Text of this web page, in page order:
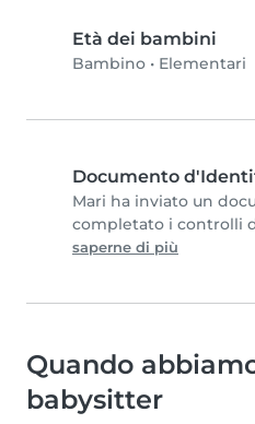
Età dei bambini
Bambino • Elementari
Documento
Mari ha inviato un
completato i controlli
saperne di più
Quando
babysitter